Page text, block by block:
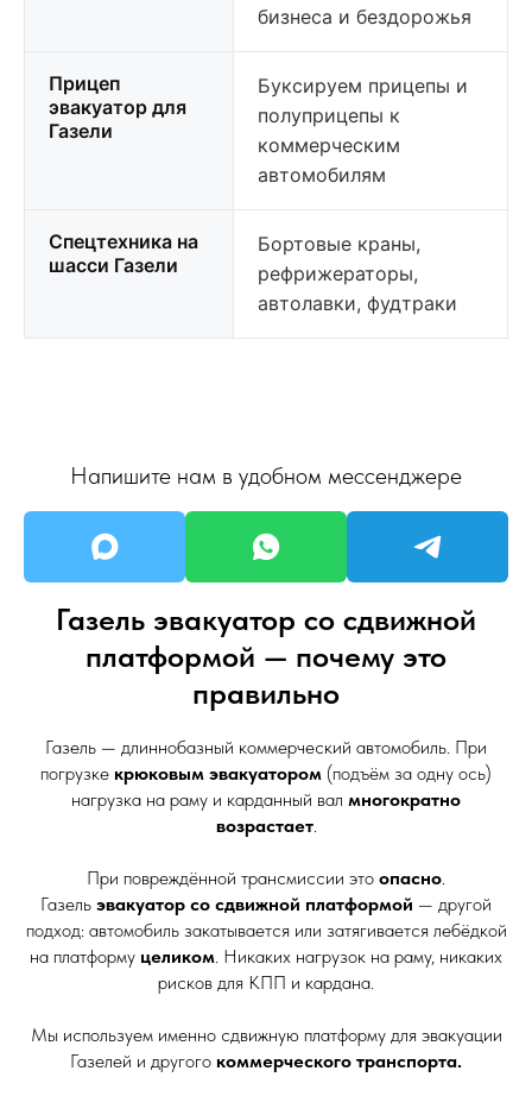
бизнеса и бездорожья
Прицеп
эвакуатор для
Газели
Буксируем прицепы и
полуприцепы к
коммерческим
автомобилям
Спецтехника на
шасси Газели
Бортовые краны,
рефрижераторы,
автолавки, фудтраки
Напишите нам в удобном мессенджере
Газель эвакуатор со сдвижной
платформой — почему это
правильно
Газель — длиннобазный коммерческий автомобиль. При
погрузке крюковым эвакуатором (подъём за одну ось)
нагрузка на раму и карданный вал многократно
возрастает.
При повреждённой трансмиссии это опасно
Газель эвакуатор со сдвижной платформой — другой
подход: автомобиль закатывается или затягивается лебёдкой
на платформу целиком . Никаких нагрузок на раму, никаких
рисков для КПП и кардана.
Мы используем именно сдвижную платформу для эвакуации
Газелей и другого коммерческого транспорта.